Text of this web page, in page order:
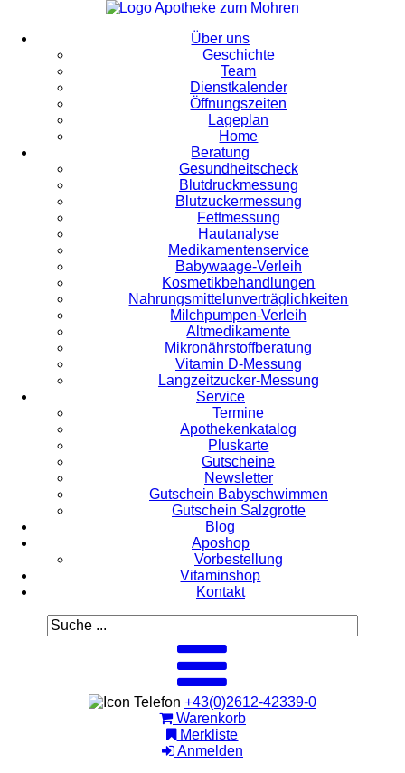
Über uns
Geschichte
Team
Dienstkalender
Öffnungszeiten
Lageplan
Home
Beratung
Gesundheitscheck
Blutdruckmessung
Blutzuckermessung
Fettmessung
Hautanalyse
Medikamentenservice
Babywaage-Verleih
Kosmetikbehandlungen
Nahrungsmittelunverträglichkeiten
Milchpumpen-Verleih
Altmedikamente
Mikronährstoffberatung
Vitamin D-Messung
Langzeitzucker-Messung
Service
Termine
Apothekenkatalog
Pluskarte
Gutscheine
Newsletter
Gutschein Babyschwimmen
Gutschein Salzgrotte
Blog
Aposhop
Vorbestellung
Vitaminshop
Kontakt
+43(0)2612-42339-0
Warenkorb
Merkliste
Anmelden